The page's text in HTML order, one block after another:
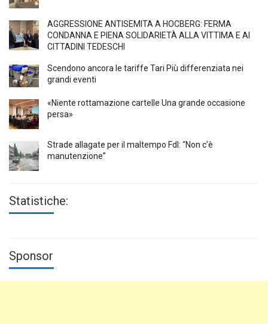
AGGRESSIONE ANTISEMITA A HÖCBERG: FERMA
CONDANNA E PIENA SOLIDARIETÀ ALLA VITTIMA E AI
CITTADINI TEDESCHI
Scendono ancora le tariffe Tari Più differenziata nei
grandi eventi
«Niente rottamazione cartelle Una grande occasione
persa»
Strade allagate per il maltempo FdI: “Non c’è
manutenzione”
Statistiche:
Sponsor